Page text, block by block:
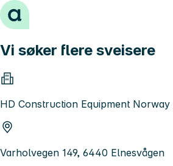
Hopp til innhold
Vi søker flere sveisere
HD Construction Equipment Norway
Varholvegen 149, 6440 Elnesvågen